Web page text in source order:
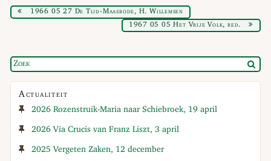
1966 05 27 De Tijd-Maasbode, H. Willemsen
1967 05 05 Het Vrije Volk, red.
Actualiteit
2026 Rozenstruik-Maria naar Schiebroek, 19 april
2026 Via Crucis van Franz Liszt, 3 april
2025 Vergeten Zaken, 12 december